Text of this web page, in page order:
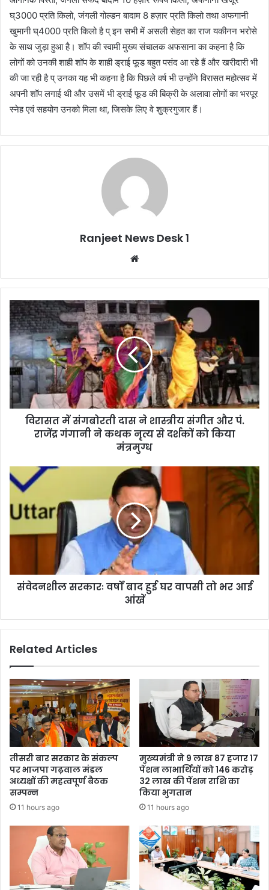
घ्3000 प्रति किलो, जंगली गोल्डन बादाम 8 हज़ार प्रति किलो तथा अफगानी
खुमानी घ्4000 प्रति किलो है प् इन सभी में असली सेहत का राज यकीनन भरोसे
के साथ जुड़ा हुआ है। शॉप की स्वामी मुख्य संचालक अफसाना का कहना है कि
लोगों को उनकी शाही शॉप के शाही ड्राई फूड बहुत पसंद आ रहे हैं और खरीदारी भी
की जा रही है प् उनका यह भी कहना है कि पिछले वर्ष भी उन्होंने विरासत महोत्सव में
अपनी शॉप लगाई थी और उसमें भी ड्राई फूड की बिक्री के अलावा लोगों का भरपूर
स्नेह एवं सहयोग उनको मिला था, जिसके लिए वे शुक्रगुजार हैं।
Ranjeet News Desk 1
te
विरासत में संगबोरती दास ने शास्त्रीय संगीत और पं.
राजेंद्र गंगानी ने कथक नृत्य से दर्शकों को किया
मंत्रमुग्ध
संवेदनशील सरकारः वर्षों बाद हुई घर वापसी तो भर आई
आंखें
Related Articles
तीसरी बार सरकार के संकल्प
पर भाजपा गढ़वाल मंडल
अध्यक्षों की महत्वपूर्ण बैठक
सम्पन्न
11 hours ago
मुख्यमंत्री ने 9 लाख 87 हजार 17
पेंशन लाभार्थियों को 146 करोड़
32 लाख की पेंशन राशि का
किया भुगतान
11 hours ago